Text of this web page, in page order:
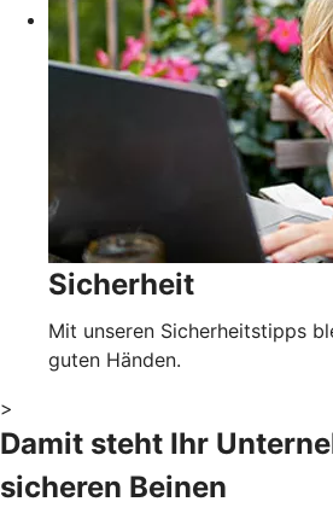
Sicherheit
Mit unseren Sicherheitstipps
guten Händen.
>
Damit steht Ihr
sicheren Beinen